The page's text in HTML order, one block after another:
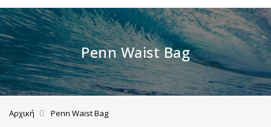
Penn Waist Bag
Αρχική Penn Waist Bag